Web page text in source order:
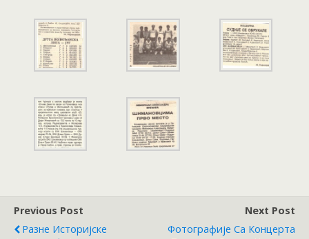
Previous Post
Разне Историјске
Next Post
Фотографије Са Концерта